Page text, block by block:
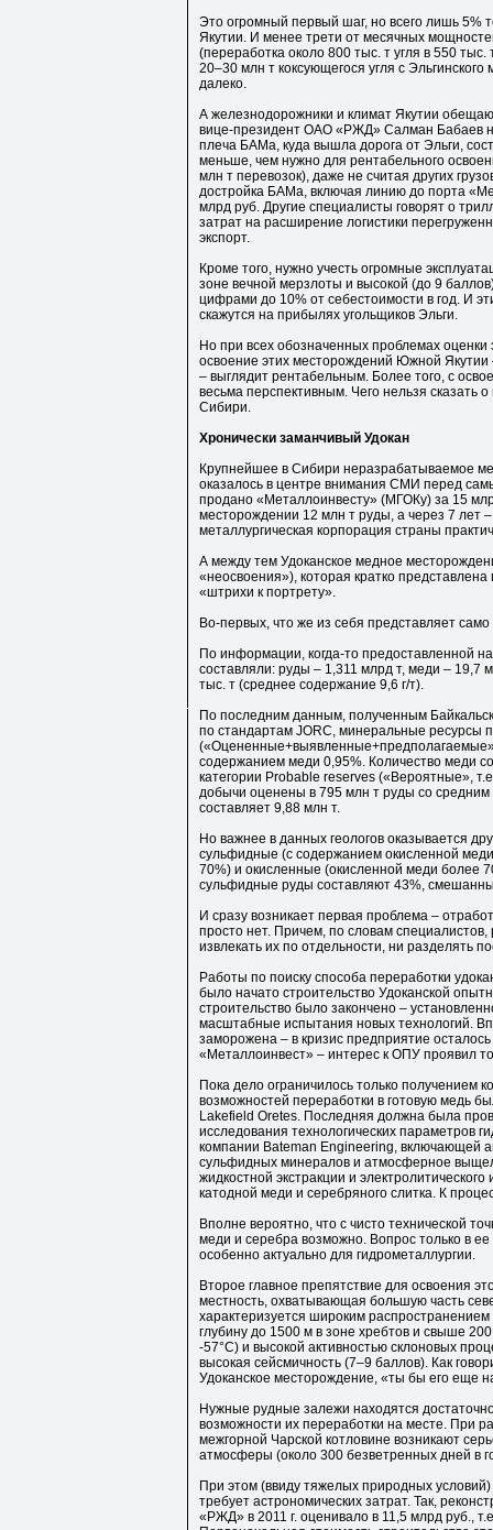
Это огромный первый шаг, но всего лишь 5%
Якутии. И менее трети от месячных
(переработка около 800 тыс. т угля в 550
20–30 млн т коксующегося угля с
далеко.
А железнодорожники и климат Якутии
вице-президент ОАО «РЖД» Салман Бабаев
плеча БАМа, куда вышла дорога от Эльги,
меньше, чем нужно для рентабельного
млн т перевозок), даже не считая других
достройка БАМа, включая линию до порта
млрд руб. Другие специалисты говорят о
затрат на расширение логистики
экспорт.
Кроме того, нужно учесть огромные
зоне вечной мерзлоты и высокой (до 9
цифрами до 10% от себестоимости в год. И
скажутся на прибылях угольщиков Эльги.
Но при всех обозначенных проблемах
освоение этих месторождений Южной Якутии
– выглядит рентабельным. Более того, с
весьма перспективным. Чего нельзя сказать
Сибири.
Хронически заманчивый Удокан
Крупнейшее в Сибири неразрабатываемое
оказалось в центре внимания СМИ перед
продано «Металлоинвесту» (МГОКу) за 15
месторождении 12 млн т руды, а через 7 лет
металлургическая корпорация страны
А между тем Удоканское медное
«неосвоения»), которая кратко
«штрихи к портрету».
Во-первых, что же из себя представляет
По информации, когда-то предоставленной
составляли: руды – 1,311 млрд т, меди – 19,7
тыс. т (среднее содержание 9,6 г/т).
По последним данным, полученным
по стандартам JORC, минеральные ресурсы
содержанием меди 0,95%. Количество меди
категории Probable reserves («Вероятные»,
добычи оценены в 795 млн т руды со
составляет 9,88 млн т.
Но важнее в данных геологов оказывается
сульфидные (с содержанием окисленной
70%) и окисленные (окисленной меди более
сульфидные руды составляют 43%,
И сразу возникает первая проблема –
просто нет. Причем, по словам
извлекать их по отдельности, ни разделять
Работы по поиску способа переработки
было начато строительство Удоканской
строительство было закончено –
масштабные испытания новых технологий.
заморожена – в кризис предприятие
«Металлоинвест» – интерес к ОПУ проявил
Пока дело ограничилось только получением
возможностей переработки в готовую медь
Lakefield Oretes. Последняя должна была
исследования технологических параметров
компании Bateman Engineering, включающей
сульфидных минералов и атмосферное
жидкостной экстракции и
катодной меди и серебряного слитка. К
Вполне вероятно, что с чисто технической
меди и серебра возможно. Вопрос только в ее
особенно актуально для гидрометаллургии.
Второе главное препятствие для освоения
местность, охватывающая большую часть
характеризуется широким
глубину до 1500 м в зоне хребтов и свыше
-57°С) и высокой активностью склоновых
высокая сейсмичность (7–9 баллов). Как
Удоканское месторождение, «ты бы его еще
Нужные рудные залежи находятся
возможности их переработки на месте. При
межгорной Чарской котловине возникают
атмосферы (около 300 безветренных дней в
При этом (ввиду тяжелых природных
требует астрономических затрат. Так,
«РЖД» в 2011 г. оценивало в 11,5 млрд руб.,